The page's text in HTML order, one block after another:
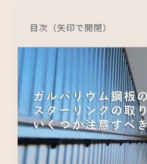
目次（矢印で開閉）